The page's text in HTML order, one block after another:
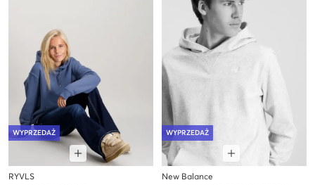
WYPRZEDAŻ
RYVLS
WYPRZEDAŻ
New Balance